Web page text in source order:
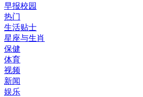
早报校园
热门
生活贴士
星座与生肖
保健
体育
视频
新闻
娱乐